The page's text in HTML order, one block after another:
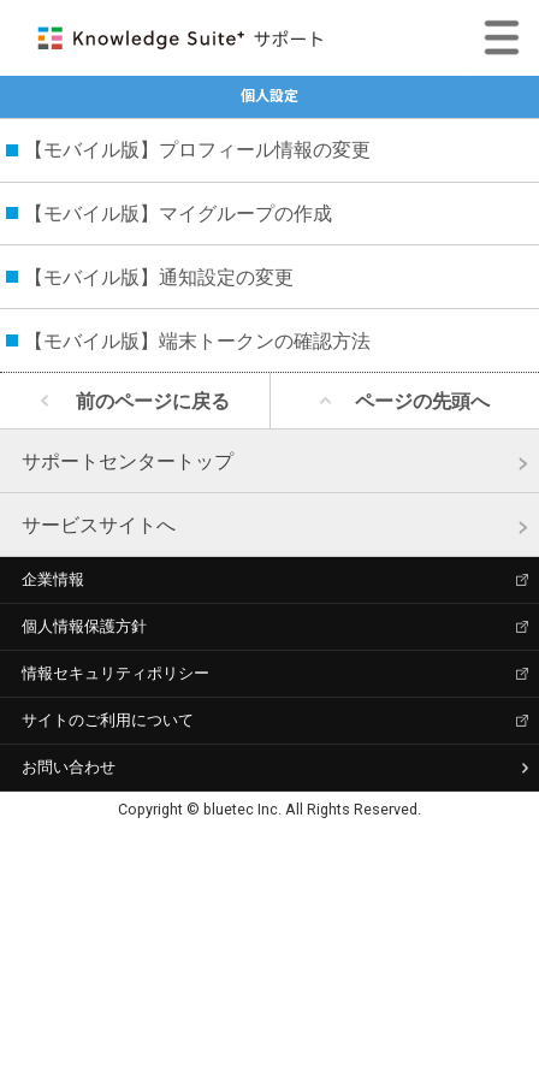
個人設定
【モバイル版】プロフィール情報の変更
【モバイル版】マイグループの作成
【モバイル版】通知設定の変更
【モバイル版】端末トークンの確認方法
前のページに戻る ページの先頭へ
サポートセンタートップ
サービスサイトへ
企業情報
個人情報保護方針
情報セキュリティポリシー
サイトのご利用について
お問い合わせ
Copyright © bluetec Inc. All Rights Reserved.